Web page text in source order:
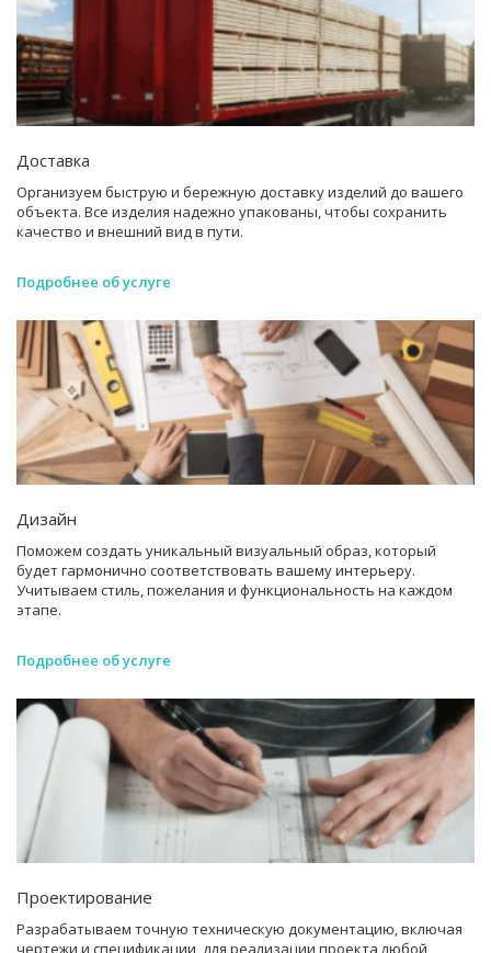
Доставка
Организуем быструю и бережную доставку изделий до вашего
объекта. Все изделия надежно упакованы, чтобы сохранить
качество и внешний вид в пути.
Подробнее об услуге
Дизайн
Поможем создать уникальный визуальный образ, который
будет гармонично соответствовать вашему интерьеру.
Учитываем стиль, пожелания и функциональность на каждом
этапе.
Подробнее об услуге
Проектирование
Разрабатываем точную техническую документацию, включая
чертежи и спецификации, для реализации проекта любой